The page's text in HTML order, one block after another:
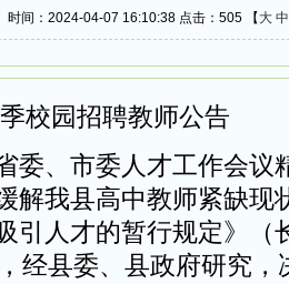
时间：2024-04-07 16:10:38 点击： 505 【 大 中
校园招聘教师公告
委、市委人才工作会议
解我县高中教师紧缺现
引人才的暂行规定》（
经县委、县政府研究，